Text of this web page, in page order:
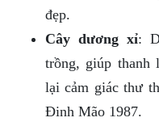
đẹp.
Cây dương xỉ:
trồng, giúp thanh
lại cảm giác thư
Đinh Mão 1987.